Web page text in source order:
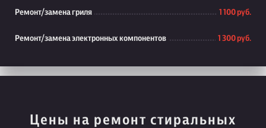
Ремонт/замена гриля 1 100 руб.
Ремонт/замена электронных компонентов 1 300 руб.
Цены на ремонт стиральных